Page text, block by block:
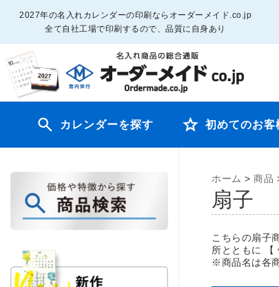
2027年の名入れカレンダーの印刷ならオーダーメイド.co.jp
全て自社工場で印刷するので、品質に自身あり
カレンダーを探す 初めてのお客
ホーム > 商品
扇子
こちらの扇子
所とともに
※商品名は各